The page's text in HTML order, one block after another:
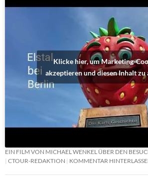
Klicke hier, um Marketing-
akzeptieren und diesen Inhalt
EIN FILM VON MICHAEL WENKEL ÜBER DEN
CTOUR-REDAKTION
KOMMENTAR